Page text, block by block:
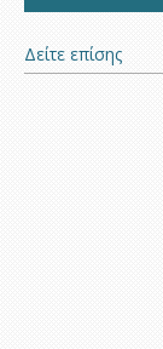
Δείτε επίσης